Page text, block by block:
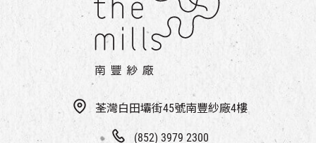
荃灣白田壩街45號南豐紗廠4樓
(852) 3979 2300